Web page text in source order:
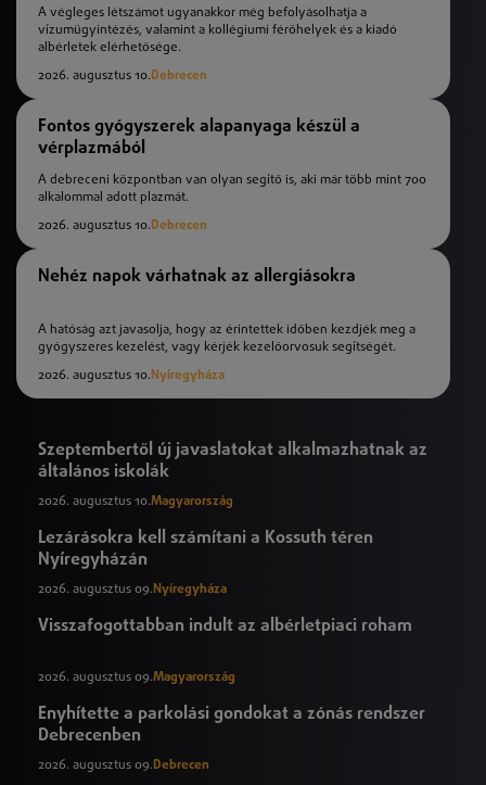
A végleges létszámot ugyanakkor még befolyásolhatja a
vízumügyintézés, valamint a kollégiumi férőhelyek és a kiadó
albérletek elérhetősége.
2026. augusztus 10.Debrecen
Fontos gyógyszerek alapanyaga készül a
vérplazmából
A debreceni központban van olyan segítő is, aki már több mint 700
alkalommal adott plazmát.
2026. augusztus 10.Debrecen
Nehéz napok várhatnak az allergiásokra
A hatóság azt javasolja, hogy az érintettek időben kezdjék meg a
gyógyszeres kezelést, vagy kérjék kezelőorvosuk segítségét.
2026. augusztus 10. Nyíregyháza
Szeptembertől új javaslatokat alkalmazhatnak az
általános iskolák
2026. augusztus 10.Magyarország
Lezárásokra kell számítani a Kossuth téren
Nyíregyházán
2026. augusztus 09. Nyíregyháza
Visszafogottabban indult az albérletpiaci roham
2026. augusztus 09.Magyarország
Enyhítette a parkolási gondokat a zónás rendszer
Debrecenben
2026. augusztus 09.Debrecen